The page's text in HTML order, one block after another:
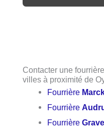
Contacter une
villes à proximité de
Fourrière
Fourrière
Fourrière